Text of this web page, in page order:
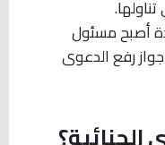
أصبح مسئول
جواز رفع الدعوى